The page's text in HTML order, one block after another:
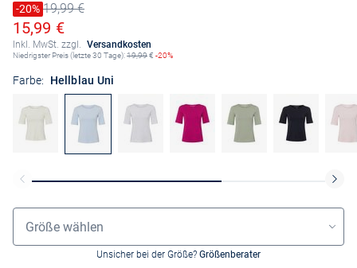
Preis reduziert um
-20%
Alter Preis19,99 €
Ermäßigter Preis
15,99 €
Inkl. MwSt. zzgl. Versandkosten
Niedrigster Preis (letzte 30 Tage):19,99€ -20%
Farbe: Hellblau Uni
Größenauswahl
Größe wählen
Unsicher bei der Größe? Größenberater